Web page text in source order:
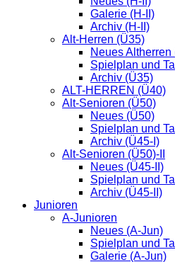
Galerie (H-II)
Archiv (H-II)
Alt-Herren (Ü35)
Neues Altherren
Spielplan und
Archiv (Ü35)
ALT-HERREN (Ü40)
Alt-Senioren (Ü50)
Neues (Ü50)
Spielplan und
Archiv (Ü45-I)
Alt-Senioren (Ü50)-II
Neues (Ü45-II)
Spielplan und
Archiv (Ü45-II)
Junioren
A-Junioren
Neues (A-Jun)
Spielplan und
Galerie (A-Jun)